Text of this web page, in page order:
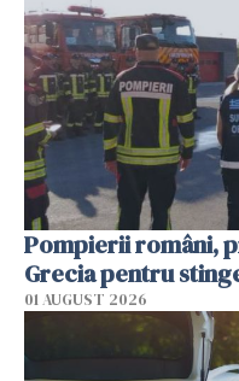
Pompierii români,
Grecia pentru
01 AUGUST 2026